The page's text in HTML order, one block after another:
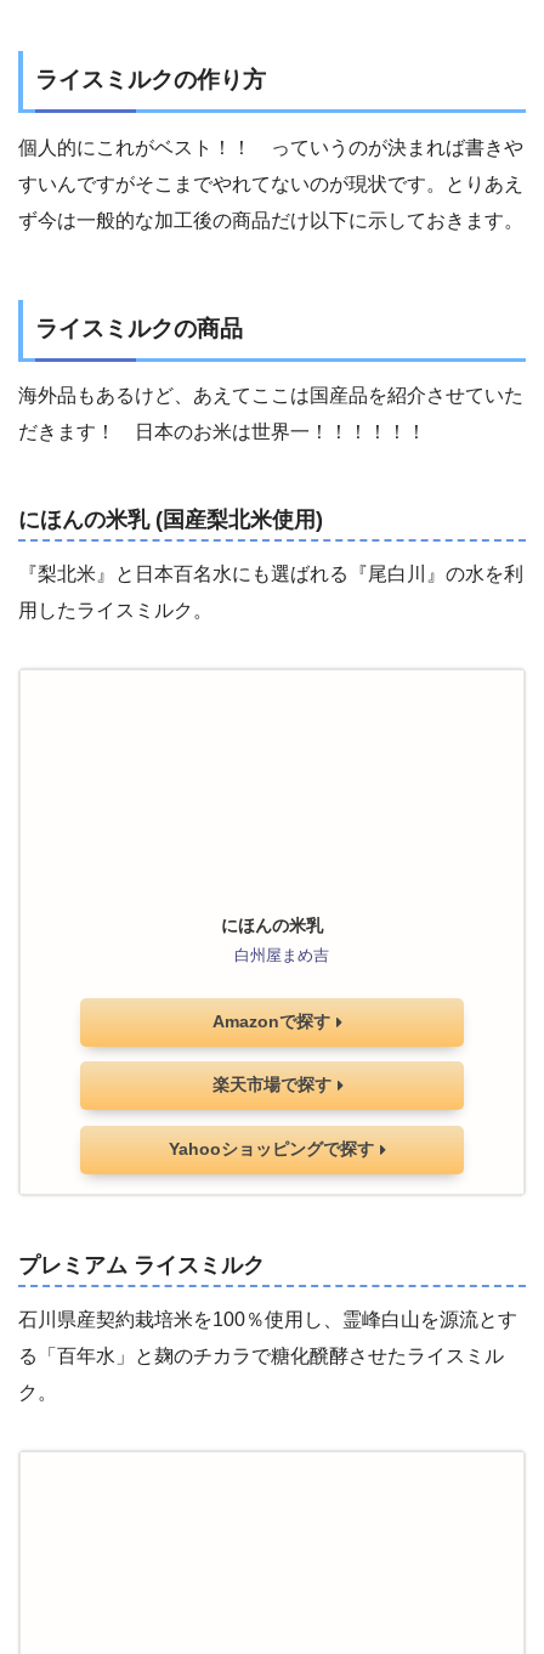
ライスミルクの作り方
個人的にこれがベスト！！ っていうのが決まれば書きや
すいんですがそこまでやれてないのが現状です。とりあえ
ず今は一般的な加工後の商品だけ以下に示しておきます。
ライスミルクの商品
海外品もあるけど、あえてここは国産品を紹介させていた
だきます！ 日本のお米は世界一！！！！！！
にほんの米乳 (国産梨北米使用)
『梨北米』と日本百名水にも選ばれる『尾白川』の水を利
用したライスミルク。
にほんの米乳
白州屋まめ吉
Amazonで探す
楽天市場で探す
Yahooショッピングで探す
プレミアム ライスミルク
石川県産契約栽培米を100％使用し、霊峰白山を源流とす
る「百年水」と麹のチカラで糖化醗酵させたライスミル
ク。